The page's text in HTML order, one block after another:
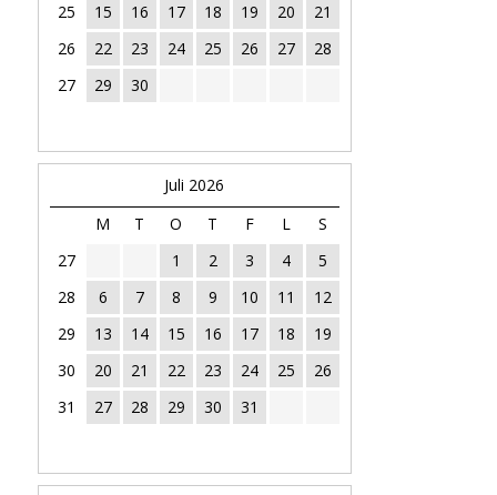
25
15 16 17 18 19 20
21
26
22 23 24 25 26 27
28
27
29 30
Juli 2026
M
T O T F L
S
27
1 2 3 4
5
28
6 7 8 9 10 11
12
29
13 14 15 16 17 18
19
30
20 21 22 23 24 25
26
31
27 28 29 30 31